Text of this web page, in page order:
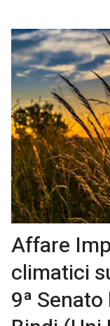
Affare
climatici
9ª